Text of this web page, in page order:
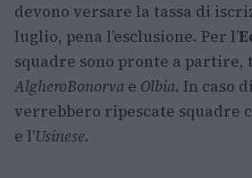
devono versare la tassa di
luglio, pena l’esclusione. Per l’
squadre sono pronte a partire,
AlgheroBonorva e Olbia. In caso
verrebbero ripescate squadre
e l’Usinese.